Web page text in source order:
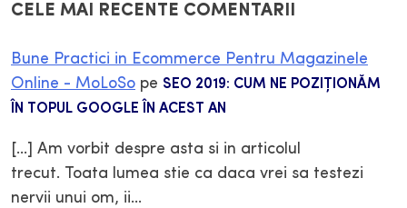
CELE MAI RECENTE COMENTARII
Bune Practici in Ecommerce Pentru Magazinele
Online - MoLoSo pe SEO 2019: CUM NE POZIŢIONĂM
ÎN TOPUL GOOGLE ÎN ACEST AN
[…] Am vorbit despre asta si in articolul
trecut. Toata lumea stie ca daca vrei sa testezi
nervii unui om, ii…